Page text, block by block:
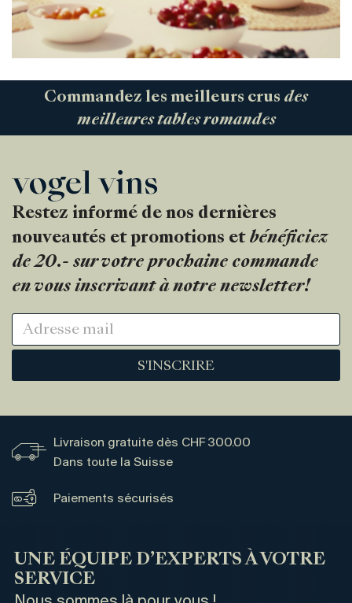
Commandez les meilleurs crus des
meilleures tables romandes
Restez informé de nos dernières
nouveautés et promotions et bénéficiez
de 20.- sur votre prochaine commande
en vous inscrivant à notre newsletter!
S'INSCRIRE
Livraison gratuite dès CHF 300.00
Dans toute la Suisse
Paiements sécurisés
UNE ÉQUIPE D’EXPERTS À VOTRE
SERVICE